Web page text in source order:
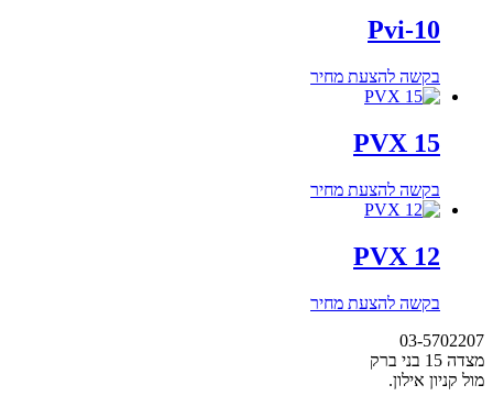
Pvi-10
בקשה להצעת מחיר
PVX 15
בקשה להצעת מחיר
PVX 12
בקשה להצעת מחיר
03-5702207
מצדה 15 בני ברק
מול קניון אילון.